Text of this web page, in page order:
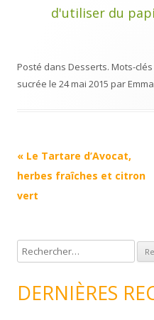
d'utiliser du
Posté dans Desserts. Mots-clés
sucrée le 24 mai 2015 par
Navigation
Article
« Le Tartare d’Avocat,
herbes fraîches et citron
vert
e
hDERNIÈRES